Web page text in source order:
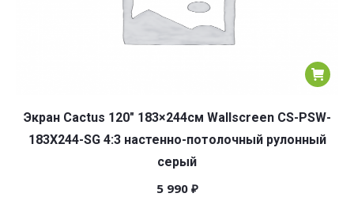
Экран Cactus 120″ 183×244см Wallscreen CS-PSW-
183X244-SG 4:3 настенно-потолочный рулонный
серый
5 990 ₽